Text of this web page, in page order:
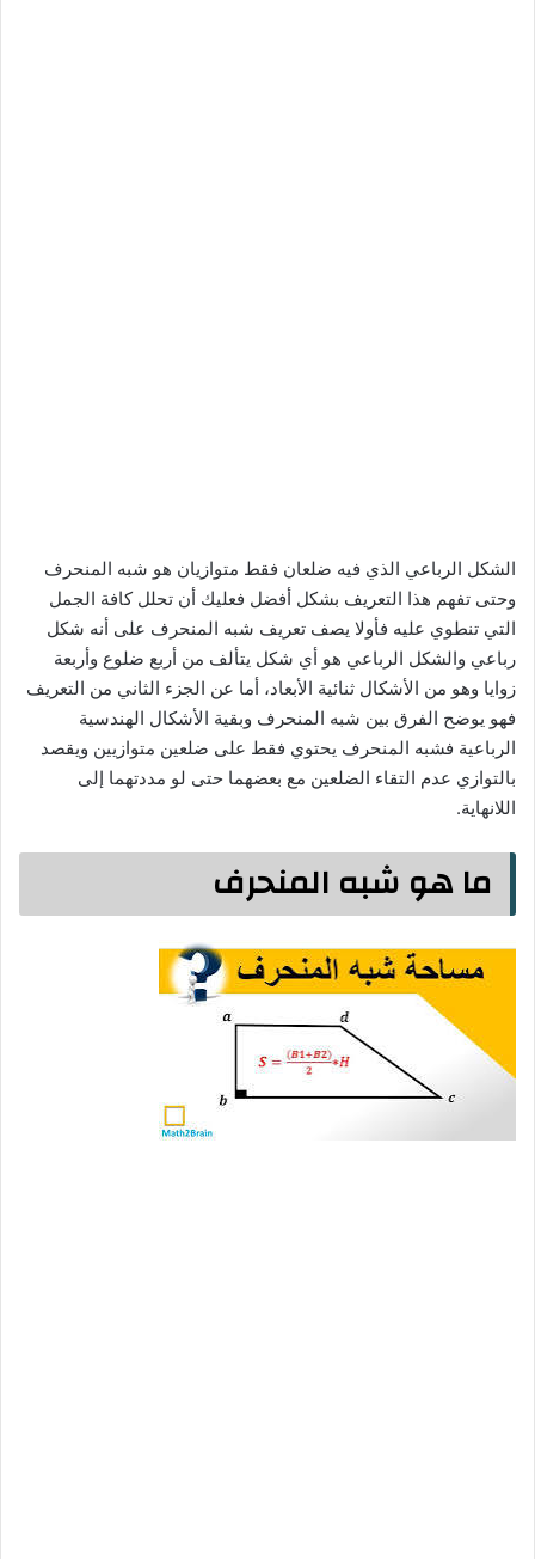
الشكل الرباعي الذي فيه ضلعان فقط متوازيان هو شبه المنحرف
وحتى تفهم هذا التعريف بشكل أفضل فعليك أن تحلل كافة الجمل
التي تنطوي عليه فأولا يصف تعريف شبه المنحرف على أنه شكل
رباعي والشكل الرباعي هو أي شكل يتألف من أربع ضلوع وأربعة
زوايا وهو من الأشكال ثنائية الأبعاد، أما عن الجزء الثاني من التعريف
فهو يوضح الفرق بين شبه المنحرف وبقية الأشكال الهندسية
الرباعية فشبه المنحرف يحتوي فقط على ضلعين متوازيين ويقصد
بالتوازي عدم التقاء الضلعين مع بعضهما حتى لو مددتهما إلى
اللانهاية.
ما هو شبه المنحرف